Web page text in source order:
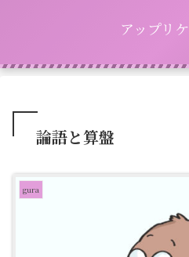
アップリ
論語と算盤
gura